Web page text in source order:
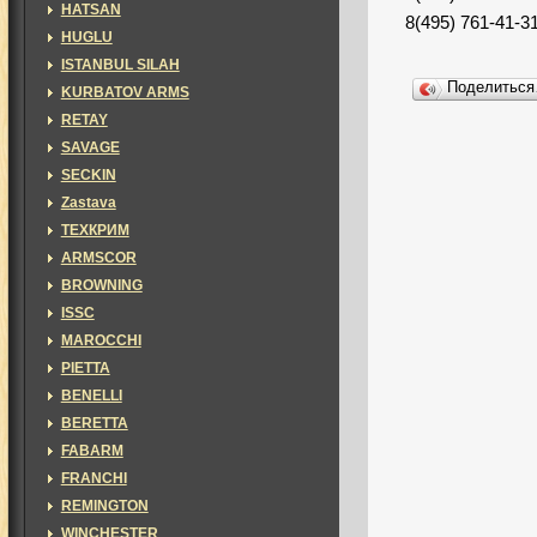
8(495) 761-41-
HATSAN
HUGLU
ISTANBUL SILAH
KURBATOV ARMS
RETAY
SAVAGE
SECKIN
Zastava
ТЕХКРИМ
ARMSCOR
BROWNING
ISSC
MAROCCHI
PIETTA
BENELLI
BERETTA
FABARM
FRANCHI
REMINGTON
WINCHESTER